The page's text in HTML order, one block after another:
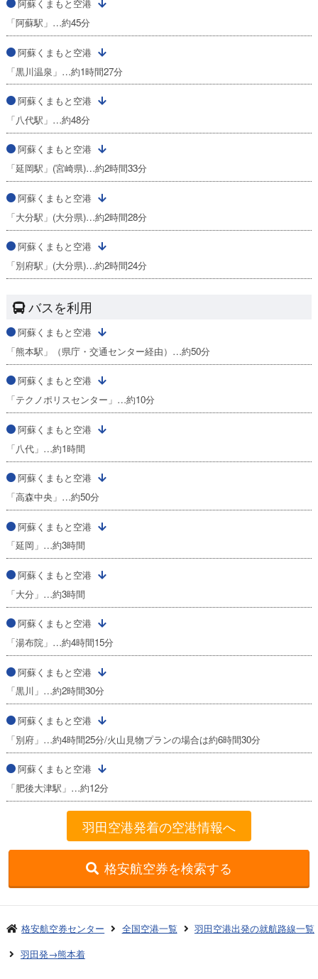
阿蘇くまもと空港
「阿蘇駅」…約45分
阿蘇くまもと空港
「黒川温泉」…約1時間27分
阿蘇くまもと空港
「八代駅」…約48分
阿蘇くまもと空港
「延岡駅」(宮崎県)…約2時間33分
阿蘇くまもと空港
「大分駅」(大分県)…約2時間28分
阿蘇くまもと空港
「別府駅」(大分県)…約2時間24分
バスを利用
阿蘇くまもと空港
「熊本駅」（県庁・交通センター経由）…約50分
阿蘇くまもと空港
「テクノポリスセンター」…約10分
阿蘇くまもと空港
「八代」…約1時間
阿蘇くまもと空港
「高森中央」…約50分
阿蘇くまもと空港
「延岡」…約3時間
阿蘇くまもと空港
「大分」…約3時間
阿蘇くまもと空港
「湯布院」…約4時間15分
阿蘇くまもと空港
「黒川」…約2時間30分
阿蘇くまもと空港
「別府」…約4時間25分/火山見物プランの場合は約6時間30分
阿蘇くまもと空港
「肥後大津駅」…約12分
羽田空港発着の空港情報へ
格安航空券を検索する
格安航空券センター 全国空港一覧
羽田空港出発の就航路線一覧
羽田発→熊本着